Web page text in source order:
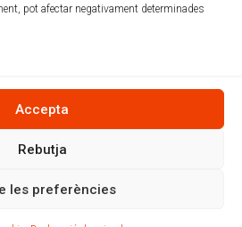
pot afectar negativament determinades
Accepta
Rebutja
les preferències